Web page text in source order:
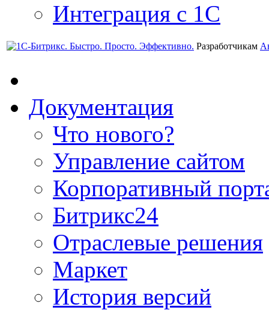
Интеграция с 1С
Разработчикам
Документация
Что нового?
Управление сайтом
Корпоративный
Битрикс24
Отраслевые решения
Маркет
История версий